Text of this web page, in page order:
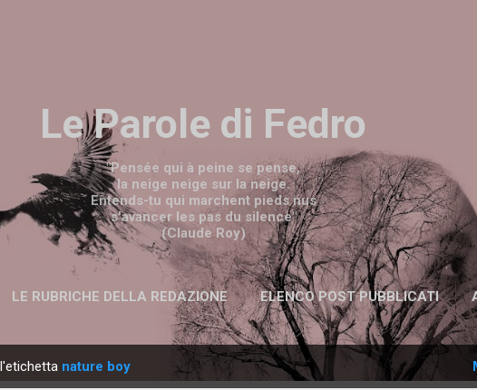
Le Parole di Fedro
"Pensée qui à peine se pense,
la neige neige sur la neige.
Entends-tu qui marchent pieds nus
s'avancer les pas du silence"
(Claude Roy)
LE RUBRICHE DELLA REDAZIONE ELENCO POST PUBBLICATI
nature boy